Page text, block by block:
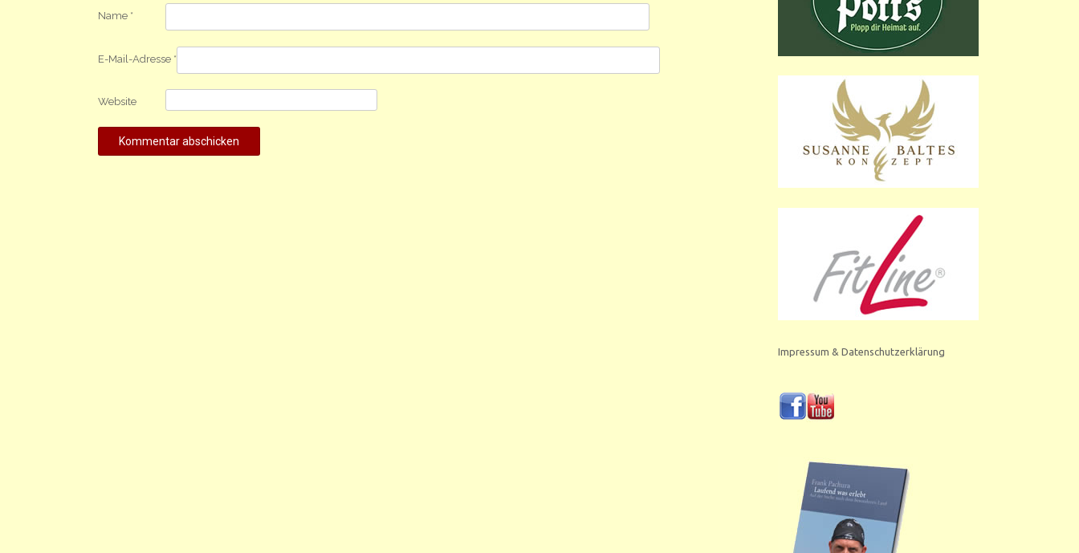
Name *
E-Mail-Adresse *
Website
Impressum & Datenschutzerklärung